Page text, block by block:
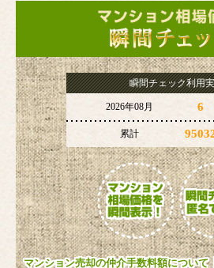
瞬間チェック利用
2026年08月 6
累計
マンション売却の仲介手数料額について